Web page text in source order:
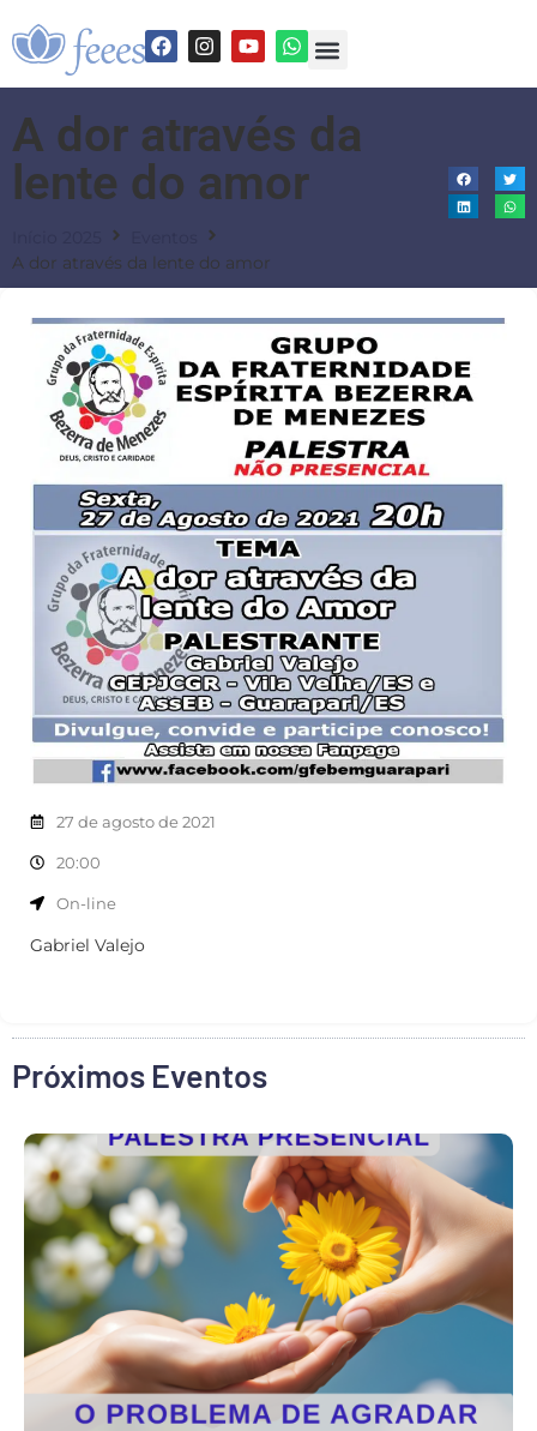
A dor através da
lente do amor
A dor através da lente do amor
27 de agosto de 2021
20:00
On-line
Gabriel Valejo
Próximos Eventos